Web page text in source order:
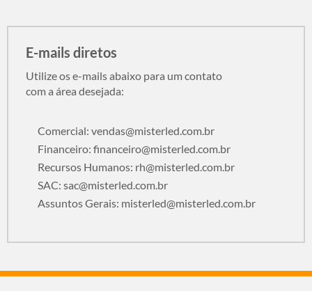
E-mails diretos
Utilize os e-mails abaixo para um contato
com a área desejada:
Comercial: vendas@misterled.com.br
Financeiro: financeiro@misterled.com.br
Recursos Humanos: rh@misterled.com.br
SAC: sac@misterled.com.br
Assuntos Gerais: misterled@misterled.com.br